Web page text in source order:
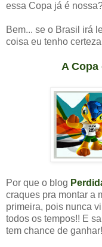
essa Copa já é
Bem... se o Brasil irá
coisa eu tenho
A
Por que o blog
craques pra montar a
primeira, pois nunca
todos os tempos!! E
tem chance de